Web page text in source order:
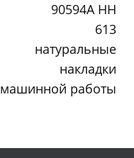
90594A HH
613
натуральные
накладки
машинной работы